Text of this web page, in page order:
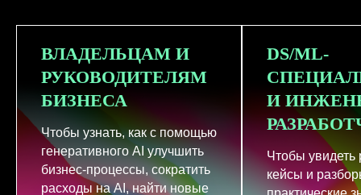
ВЛАДЕЛЬЦАМ И
РУКОВОДИТЕЛЯМ
БИЗНЕСА
Чтобы узнать, как с помощью
генеративного AI улучшить
бизнес-процессы, сократить
расходы на AI, найти новые
DS/ML-
И
Чтобы увидеть
кейсы и